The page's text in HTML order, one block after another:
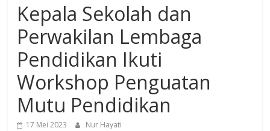
Kepala Sekolah dan
Perwakilan Lembaga
Pendidikan Ikuti
Workshop Penguatan
Mutu Pendidikan
17 Mei 2023 Nur Hayati